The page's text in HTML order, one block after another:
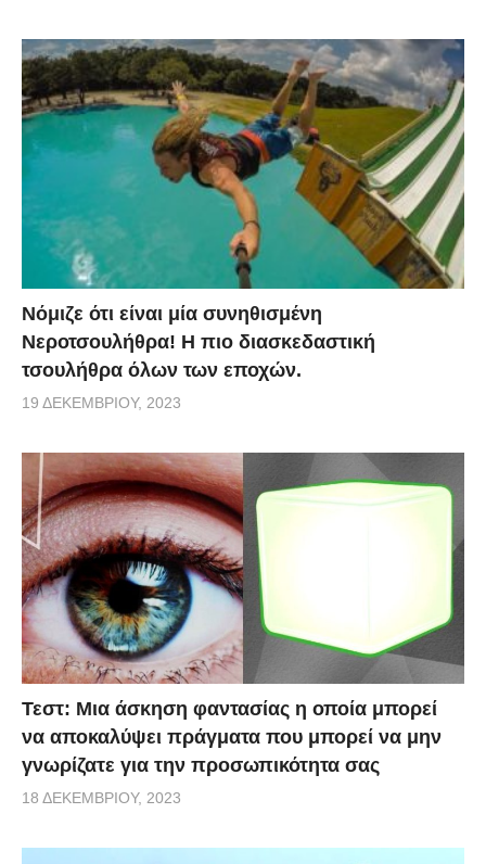
Νόμιζε ότι είναι μία συνηθισμένη
Νεροτσουλήθρα! Η πιο διασκεδαστική
τσουλήθρα όλων των εποχών.
19 ΔΕΚΕΜΒΡΊΟΥ, 2023
Τεστ: Μια άσκηση φαντασίας η οποία μπορεί
να αποκαλύψει πράγματα που μπορεί να μην
γνωρίζατε για την προσωπικότητα σας
18 ΔΕΚΕΜΒΡΊΟΥ, 2023